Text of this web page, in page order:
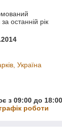
останній рік
Україна
з 09:00 до 18:00
роботи